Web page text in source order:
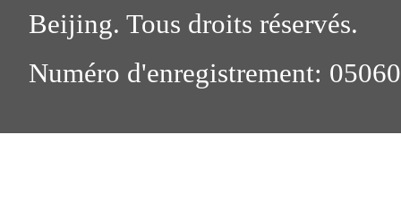
Beijing. Tous droits réservés.
Numéro d'enregistrement: